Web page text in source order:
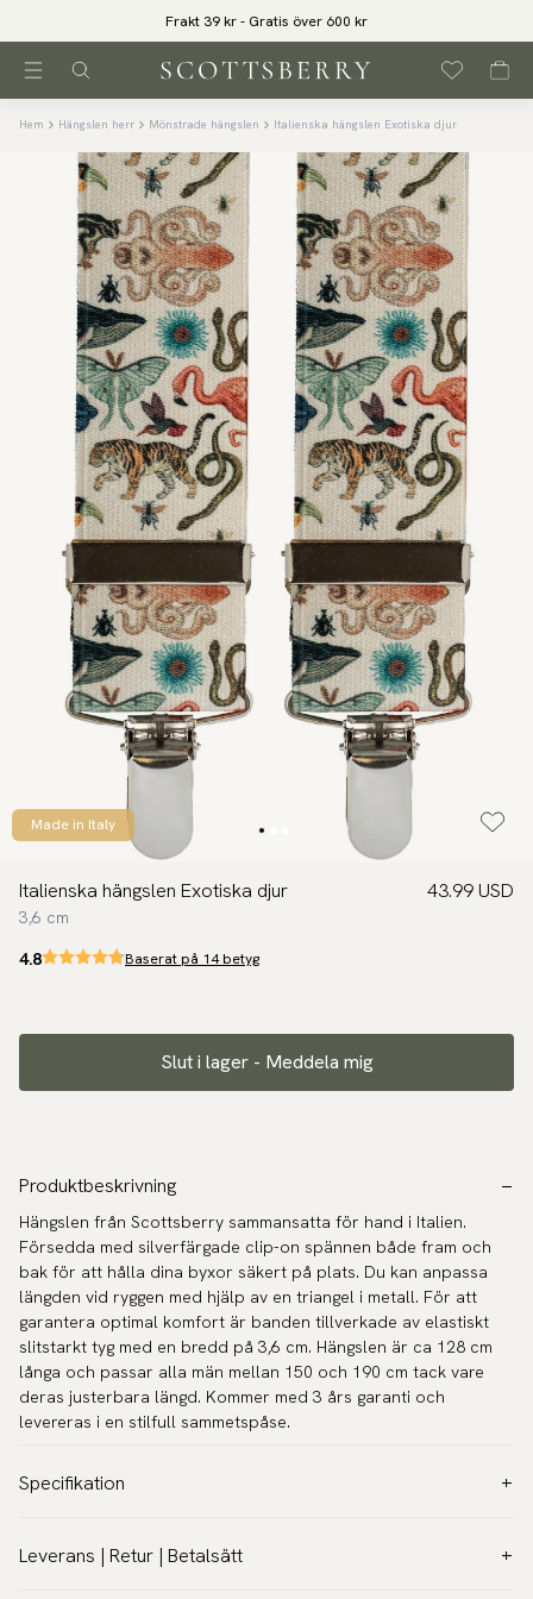
Frakt 39 kr - Gratis över 600 kr
Hem Hängslen herr Mönstrade hängslen Italienska hängslen Exotiska djur
Made in Italy
Italienska hängslen Exotiska djur
3,6 cm
43.99 USD
4.8 Baserat på 14 betyg
Slut i lager - Meddela mig
Produktbeskrivning
Hängslen från Scottsberry sammansatta för hand i Italien.
Försedda med silverfärgade clip-on spännen både fram och
bak för att hålla dina byxor säkert på plats. Du kan anpassa
längden vid ryggen med hjälp av en triangel i metall. För att
garantera optimal komfort är banden tillverkade av elastiskt
slitstarkt tyg med en bredd på 3,6 cm. Hängslen är ca 128 cm
långa och passar alla män mellan 150 och 190 cm tack vare
deras justerbara längd. Kommer med 3 års garanti och
levereras i en stilfull sammetspåse.
Specifikation
Modell: 3,6 cm (Breda)
Leverans | Retur | Betalsätt